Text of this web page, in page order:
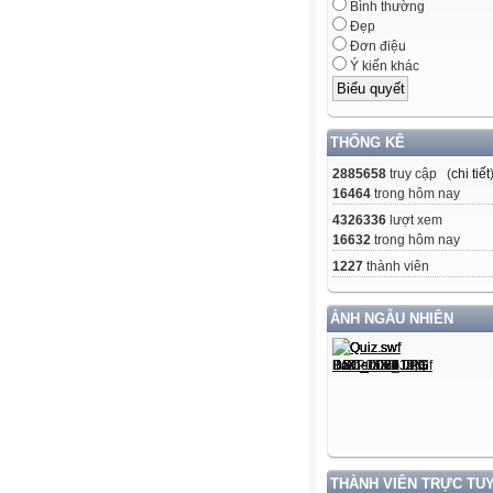
Bình thường
Đẹp
Đơn điệu
Ý kiến khác
THỐNG KÊ
2885658 truy cập (chi tiết)
16464 trong hôm nay
4326336 lượt xem
16632 trong hôm nay
1227 thành viên
ẢNH NGẪU NHIÊN
THÀNH VIÊN TRỰC